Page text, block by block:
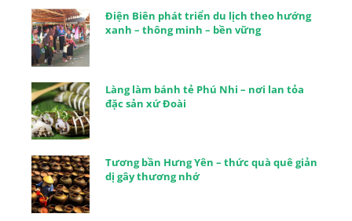
Điện Biên phát triển du lịch theo hướng
xanh – thông minh – bền vững
Làng làm bánh tẻ Phú Nhi – nơi lan tỏa
đặc sản xứ Đoài
Tương bần Hưng Yên – thức quà quê giản
dị gây thương nhớ